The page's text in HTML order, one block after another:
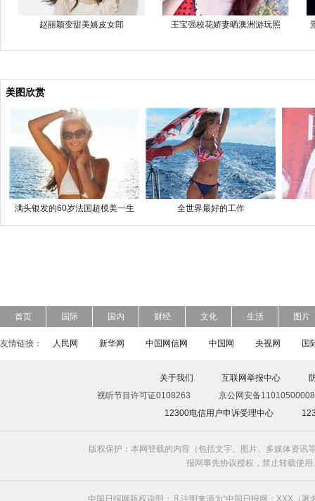
赵丽颖变甜美嬉皮女郎 王宝强校花娇妻晒澳洲游玩照
美图欣赏
满头银发的60岁法国超模美一生 全世界最好的工作
首页 国际 国内 财经 文化 生活 图片
友情链接： 人民网 新华网 中国网信网 中国网 央视网 国
关于我们 互联网举报中心
视听节目许可证0108263
京公网安备
12300电信用户申诉受理中心
版权保护：本网登载的内容（包括文字、图片、多媒体资
报网事先协议授权，禁止转载使
中国日报网版权说明：凡注明来源为“中国日报网：XXX（